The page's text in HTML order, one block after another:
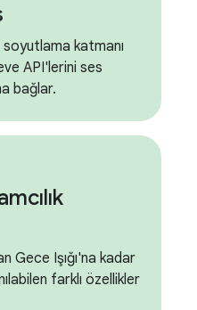
katmanı
API'lerini ses
bağlar.
Gece Işığı'na kadar
farklı özellikler